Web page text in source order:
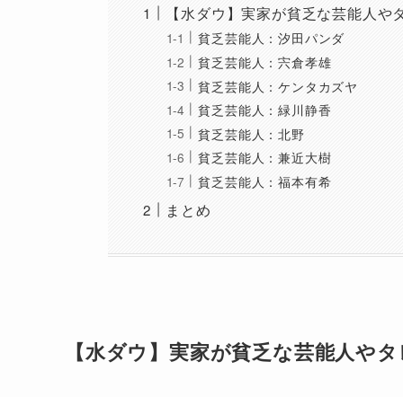
【水ダウ】実家が貧乏な芸能人や
貧乏芸能人：汐田パンダ
貧乏芸能人：宍倉孝雄
貧乏芸能人：ケンタカズヤ
貧乏芸能人：緑川静香
貧乏芸能人：北野
貧乏芸能人：兼近大樹
貧乏芸能人：福本有希
まとめ
【水ダウ】実家が貧乏な芸能人や